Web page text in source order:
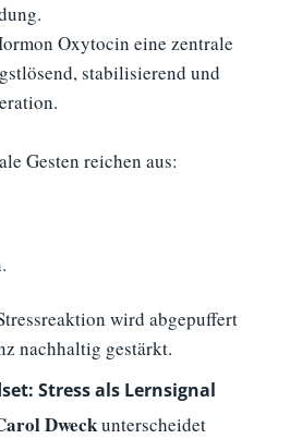
Oxytocin eine zentrale
stabilisierend und
Gesten reichen aus:
wird abgepuffert
nachhaltig gestärkt.
Stress als Lernsignal
Dweckunterscheidet